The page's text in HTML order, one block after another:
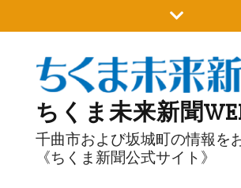
to
ちくま未来新聞
千曲市および坂城町の情報を
《ちくま新聞公式サイト》